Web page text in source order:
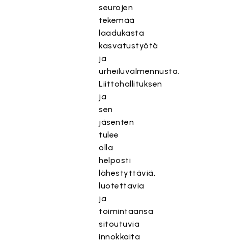
seurojen
tekemää
laadukasta
kasvatustyötä
ja
urheiluvalmennusta.
Liittohallituksen
ja
sen
jäsenten
tulee
olla
helposti
lähestyttäviä,
luotettavia
ja
toimintaansa
sitoutuvia
innokkaita